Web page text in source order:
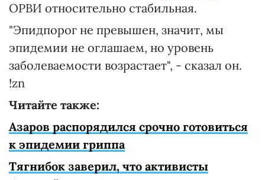
ОРВИ относительно стабильная.
"Эпидпорог не превышен, значит, мы
эпидемии не оглашаем, но уровень
заболеваемости возрастает", - сказал он.
!zn
Читайте также:
Азаров распорядился срочно готовиться
к эпидемии гриппа
Тягнибок заверил, что активисты